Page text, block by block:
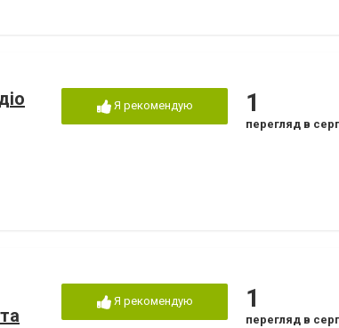
Я рекомендую 1
перегляд в
Я рекомендую 1
перегляд в